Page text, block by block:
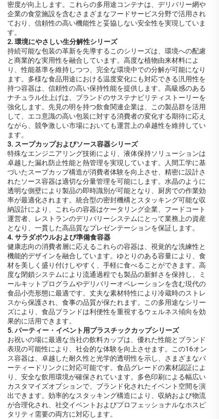
密度が向上します。これらの多用途コンテナは、デリバリー網や
企業の食堂施設を含むさまざまなフードサービス分野で活用され
ており、信頼性の高い機能性と妥協しない安全性を実現していま
す。
2. 環境にやさしい生分解性シリーズ
持続可能な包装の革新を先導するこのシリーズは、環境への配慮
と商業的な実用性を融合しています。高度な植物由来材料によ
り、性能基準を維持しつつ、完全な環境中での分解が可能になり
ます。多様な食品用途における温度変化にも対応できる汎用性を
持つ容器は、信頼性の高い保持性能を提供します。高級感のある
ナチュラル仕上げは、ブランドのサステナビリティストーリーを
強化します。先見の明を持つ飲食関連企業は、この製品群を活用
して、エコ意識の高い包装に対する消費者の変化する期待に応え
ながら、競争激しい市場においても運営上の卓越性を維持してい
ます。
3. スープカップおよびソース容器シリーズ
特殊なエンジニアリング技術により、液体保持ソリューションは
卓越した漏れ防止性能と熱管理を実現しています。人間工学に基
づいたスープカップ構造が消費者体験を向上させ、精密に設計さ
れたソース容器は適切な分量管理を可能にします。水晶のように
透明な側壁により製品の即時識別が可能となり、厨房での作業効
率が最適化されます。統合型の密封機構とスタッキング可能な収
納設計により、これらの容器はケータリング企業、フードコート
運営者、レストランのデリバリーシステムにとって業務上の資産
となり、一貫した高品質なプレゼンテーションを保証します。
4. サラダボウルおよび準備食容器
健康志向の消費者層に応えるこれらの容器は、視覚的な洗練性と
機能的デザインを融合しています。ゆとりのある容量により、食
材を美しく盛り付けしやすく、手軽に食べることができます。高
度な閉鎖システムにより流通過程でも製品の新鮮さを保持し、ミ
ールキットプログラムやデリバリーオペレーションを含む現代の
食品小売形態に最適です。丈夫な素材特性により冷蔵時のストレ
スから保護され、食事の品質が保たれます。この多用途なシリー
ズにより、食品ブランドは利便性を重視するウェルネス傾向を効
果的に活用できます。
5. パーティー・イベント用プラスチックカップシリーズ
お祝いの場に最適な当社の飲料カップは、優れた性能とブランド
表現の可能性により、社会的な体験を向上させます。この16オン
ス容器は、卓越した耐久性と光学的透明性を示し、さまざまなパ
ーティードリンクに対応可能です。食品グレードの素材認証によ
り、安全な飲用環境が確保されています。多色印刷による幅広い
カスタマイズオプションで、ブランド化されたイベント空間を演
出できます。効率的なスタッキング構造により、収納および物流
が合理化され、社交イベントおよびプロフェッショナルなホスピ
タリティ需要の両方に対応します。